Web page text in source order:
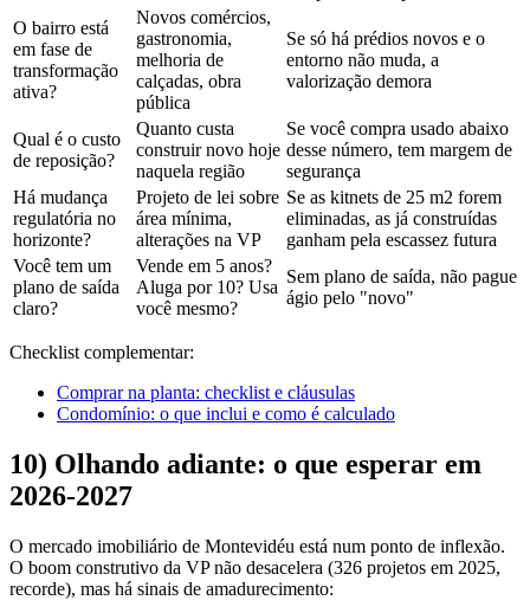
O bairro está
em fase de
transformação
ativa?
Novos comércios,
gastronomia,
melhoria de
calçadas, obra
pública
Se só há prédios novos e o
entorno não muda, a
valorização demora
Qual é o custo
de reposição?
Quanto custa
construir novo hoje
naquela região
Se você compra usado abaixo
desse número, tem margem de
segurança
Há mudança
regulatória no
horizonte?
Projeto de lei sobre
área mínima,
alterações na VP
Se as kitnets de 25 m2 forem
eliminadas, as já construídas
ganham pela escassez futura
Você tem um
plano de saída
claro?
Vende em 5 anos?
Aluga por 10? Usa
você mesmo?
Sem plano de saída, não pague
ágio pelo "novo"
Checklist complementar:
Comprar na planta: checklist e cláusulas
Condomínio: o que inclui e como é calculado
10) Olhando adiante: o que esperar em
2026-2027
O mercado imobiliário de Montevidéu está num ponto de inflexão.
O boom construtivo da VP não desacelera (326 projetos em 2025,
recorde), mas há sinais de amadurecimento: